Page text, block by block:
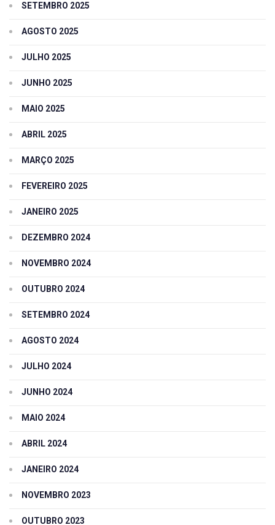
SETEMBRO 2025
AGOSTO 2025
JULHO 2025
JUNHO 2025
MAIO 2025
ABRIL 2025
MARÇO 2025
FEVEREIRO 2025
JANEIRO 2025
DEZEMBRO 2024
NOVEMBRO 2024
OUTUBRO 2024
SETEMBRO 2024
AGOSTO 2024
JULHO 2024
JUNHO 2024
MAIO 2024
ABRIL 2024
JANEIRO 2024
NOVEMBRO 2023
OUTUBRO 2023